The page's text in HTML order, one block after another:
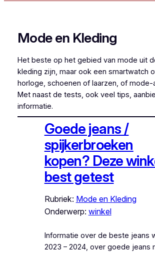
Mode en Kleding
Het beste op het gebied van mode uit
kleding zijn, maar ook een smartwatch
horloge, schoenen of laarzen, of mode-
Met naast de tests, ook veel tips,
informatie.
Goede jeans /
spijkerbroeken
kopen? Deze
best getest
Rubriek: Mode en Kleding
Onderwerp: winkel
Informatie over de beste jeans
2023 – 2024, over goede jeans